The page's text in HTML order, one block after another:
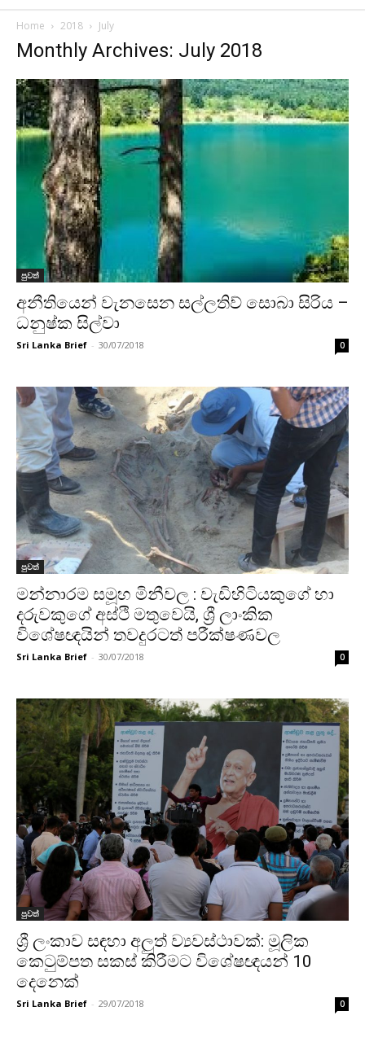
Home 2018 July
Monthly Archives: July 2018
පුවත්
අනීතියෙන් වැනසෙන සල්ලතිව් සොබා සිරිය –
ධනුෂ්ක සිල්වා
Sri Lanka Brief - 30/07/2018 0
පුවත්
මන්නාරම සමූහ මිනීවල : වැඩිහිටියකුගේ හා
දරුවකුගේ අස්ථි මතුවෙයි, ශ්‍රී ලාංකික
විශේෂඥයින් තවදුරටත් පරීක්ෂණවල
Sri Lanka Brief - 30/07/2018 0
පුවත්
ශ්‍රී ලංකාව සඳහා අලුත් ව්‍යවස්ථාවක්: මූලික
කෙටුම්පත සකස් කිරීමට විශේෂඥයන් 10
දෙනෙක්
Sri Lanka Brief - 29/07/2018 0